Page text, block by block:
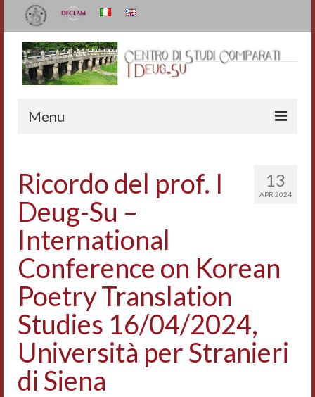
Menu
Organizzazione e contatti
Staff
I Deug-Su
Statuto
Relazioni sulle attività
Accordi di cooperazione
Ricerca
Cultura coreana
13
APR 2024
Ricordo del prof. I
Deug-Su –
International
Conference on Korean
Poetry Translation
Studies 16/04/2024,
Università per Stranieri
di Siena